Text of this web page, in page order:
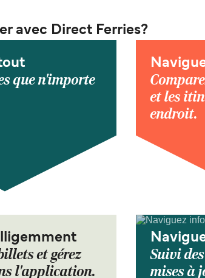
avec Direct Ferries?
que n'importe
et les
endroit.
et gérez
l'application.
Suivi
mises à